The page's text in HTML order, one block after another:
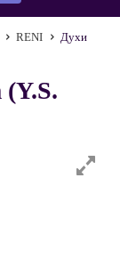
RENI
Духи